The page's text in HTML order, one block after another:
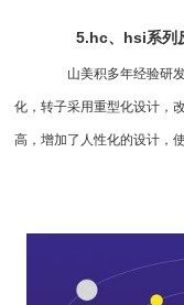
5.hc、hsi系列反
山美积多年经验研发的
化，转子采用重型化设计，
高，增加了人性化的设计，